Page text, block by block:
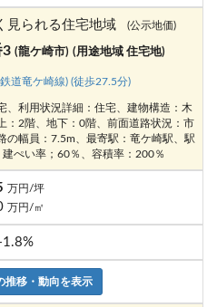
見られる住宅地域 (公示地価)
3 (龍ケ崎市) (用途地域 住宅地)
道竜ケ崎線) (徒歩27.5分)
、利用状況詳細：住宅、建物構造：木
：2階、地下：0階、前面道路状況：市
の幅員：7.5m、最寄駅：竜ケ崎駅、駅
ぺい率；60％、容積率：200％
万円/坪
万円/㎡
推移・動向を表示